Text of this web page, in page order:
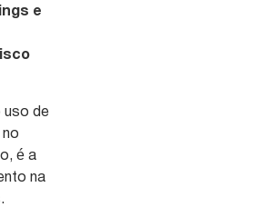
e
uso de
é a
na